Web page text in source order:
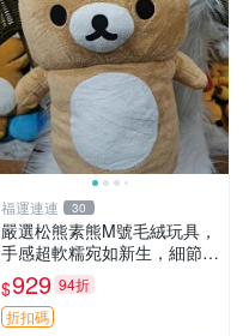
福運連連 30
嚴選松熊素熊M號毛絨玩具，
手感超軟糯宛如新生，細節精
緻完美無瑕，推薦送禮或珍
藏，中古狀態保養得宜。 松
熊 素熊 毛絨doll
$929 94折
折扣碼